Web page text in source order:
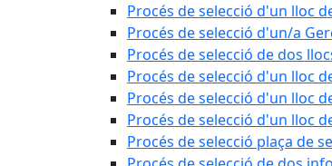
Procés de selecció d'un lloc
Procés de selecció d'un/a
Procés de selecció de dos
Procés de selecció d'un lloc
Procés de selecció d'un lloc
Procés de selecció d'un lloc
Procés de selecció plaça de